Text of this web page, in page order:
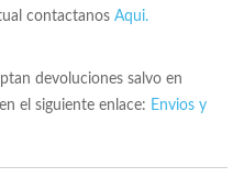
contactanos Aqui.
devoluciones salvo en
el siguiente enlace: Envios y